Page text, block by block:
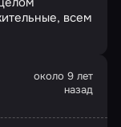
всем
около 9 лет
назад